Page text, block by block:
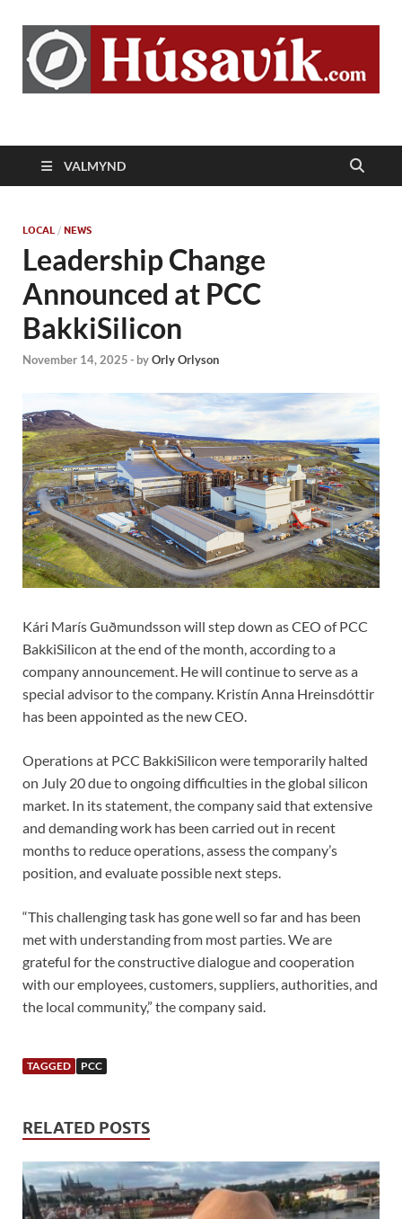
Húsavík.com
VALMYND
LOCAL / NEWS
Leadership Change
Announced at PCC
BakkiSilicon
November 14, 2025- byOrly Orlyson
Kári Marís Guðmundsson will step down as CEO of PCC
BakkiSilicon at the end of the month, according to a
company announcement. He will continue to serve as a
special advisor to the company. Kristín Anna Hreinsdóttir
has been appointed as the new CEO.
Operations at PCC BakkiSilicon were temporarily halted
on July 20 due to ongoing difficulties in the global silicon
market. In its statement, the company said that extensive
and demanding work has been carried out in recent
months to reduce operations, assess the company’s
position, and evaluate possible next steps.
“This challenging task has gone well so far and has been
met with understanding from most parties. We are
grateful for the constructive dialogue and cooperation
with our employees, customers, suppliers, authorities, and
the local community,” the company said.
TAGGED PCC
RELATED POSTS